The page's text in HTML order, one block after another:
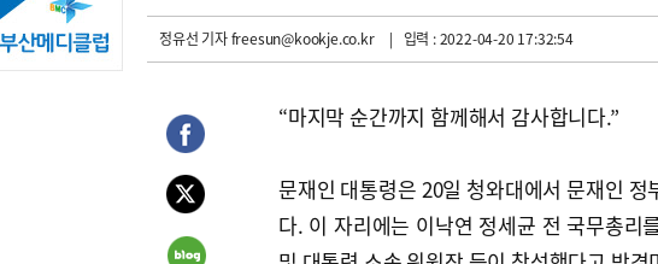
정유선 기자freesun@kookje.co.kr | 입력 : 2022-04-20 17:32:54
“마지막 순간까지 함께해서 감사합니다.”
문재인 대통령은 20일 청와대에서 문재인
다. 이 자리에는 이낙연 정세균 전 국무총리